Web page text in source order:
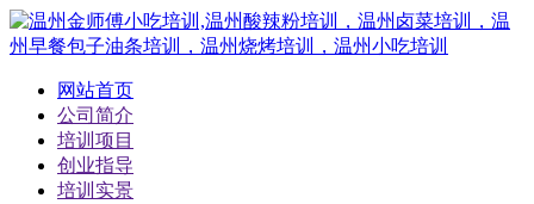
网站首页
公司简介
培训项目
创业指导
培训实景